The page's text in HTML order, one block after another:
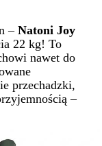
– Natoni Joy
22 kg! To
nawet do
przechadzki,
–